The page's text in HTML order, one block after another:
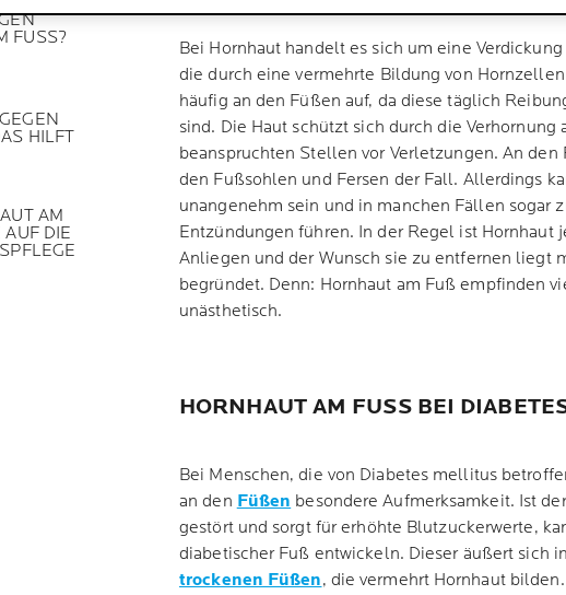
FUSS?
HILFT
AM
AUF DIE
Bei Hornhaut handelt es sich um eine
die durch eine vermehrte Bildung von
häufig an den Füßen auf, da diese täglich
sind. Die Haut schützt sich durch die Verhornung
beanspruchten Stellen vor Verletzungen. An den
den Fußsohlen und Fersen der Fall. Allerdings
unangenehm sein und in manchen Fällen sogar
Entzündungen führen. In der Regel ist Hornhaut
Anliegen und der Wunsch sie zu entfernen liegt
begründet. Denn: Hornhaut am Fuß empfinden
unästhetisch.
HORNHAUT AM FUSS BEI
Bei Menschen, die von Diabetes mellitus
an den Füßen besondere Aufmerksamkeit. Ist
gestört und sorgt für erhöhte Blutzuckerwerte,
diabetischer Fuß entwickeln. Dieser äußert sich
trockenen Füßen, die vermehrt Hornhaut